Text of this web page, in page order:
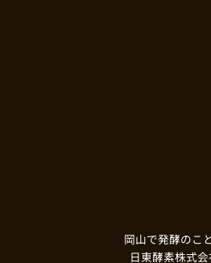
岡山で発酵のこ
日東酵素株式